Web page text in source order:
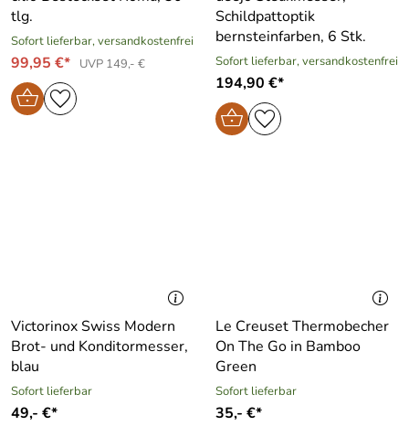
tlg.
Sofort lieferbar, versandkostenfrei
99,95 €* UVP 149,- €
Schildpattoptik
bernsteinfarben, 6 Stk.
Sofort lieferbar, versandkostenfrei
194,90 €*
Victorinox Swiss Modern
Brot- und Konditormesser,
blau
Sofort lieferbar
49,- €*
Le Creuset Thermobecher
On The Go in Bamboo
Green
Sofort lieferbar
35,- €*